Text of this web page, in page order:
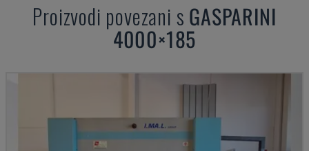
Proizvodi povezani s GASPARINI
4000×185